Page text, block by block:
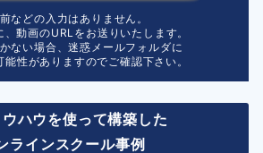
などの入力はありません。
、動画のURLをお送りいたします。
ない場合、迷惑メールフォルダに
能性がありますのでご確認下さい。
ハウを使って構築した
ラインスクール事例